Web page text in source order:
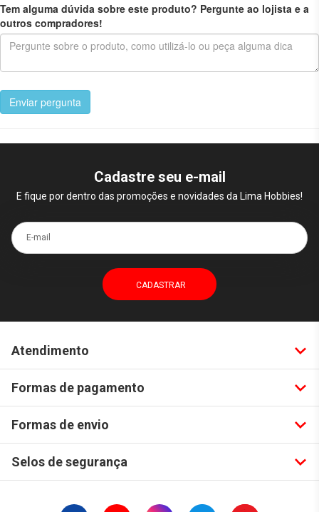
Tem alguma dúvida sobre este produto? Pergunte ao lojista e a
outros compradores!
Enviar pergunta
Cadastre seu e-mail
E fique por dentro das promoções e novidades da Lima Hobbies!
E-mail
Atendimento
Formas de pagamento
Formas de envio
Selos de segurança